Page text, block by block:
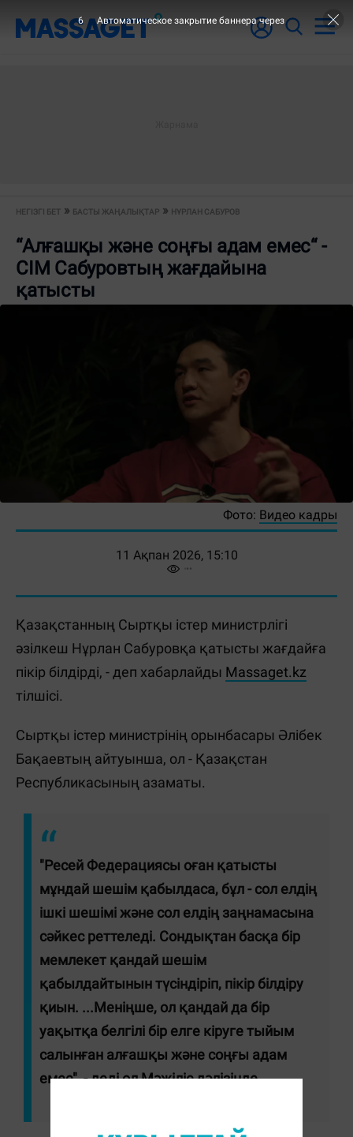
НЕГІЗГІ БЕТ БАСТЫ ЖАҢАЛЫҚТАР НҰРЛАН САБУРОВ
“Алғашқы және соңғы адам емес“ -
СІМ Сабуровтың жағдайына
қатысты
Фото: Видео кадры
11 Ақпан 2026, 15:10
Қазақстанның Сыртқы істер министрлігі
әзілкеш Нұрлан Сабуровқа қатысты жағдайға
пікір білдірді, - деп хабарлайды Massaget.kz
тілшісі.
Сыртқы істер министрінің орынбасары Әлібек
Бақаевтың айтуынша, ол - Қазақстан
Республикасының азаматы.
"Ресей Федерациясы оған қатысты
мұндай шешім қабылдаса, бұл - сол елдің
ішкі шешімі және сол елдің заңнамасына
сәйкес реттеледі. Сондықтан басқа бір
мемлекет қандай шешім
қабылдайтынын түсіндіріп, пікір білдіру
қиын. ...Меніңше, ол қандай да бір
уақытқа белгілі бір елге кіруге тыйым
салынған алғашқы және соңғы адам
емес", - деді ол Мәжіліс дәлізінде.
6 Автоматическое закрытие баннера через